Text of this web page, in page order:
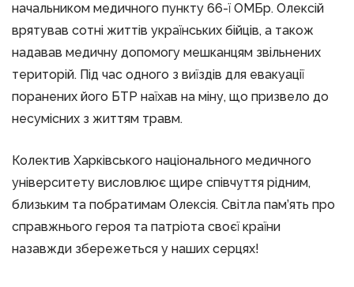
начальником медичного пункту 66-ї ОМБр. Олексій
врятував сотні життів українських бійців, а також
надавав медичну допомогу мешканцям звільнених
територій. Під час одного з виїздів для евакуації
поранених його БТР наїхав на міну, що призвело до
несумісних з життям травм.
Колектив Харківського національного медичного
університету висловлює щире співчуття рідним,
близьким та побратимам Олексія. Світла пам’ять про
справжнього героя та патріота своєї країни
назавжди збережеться у наших серцях!